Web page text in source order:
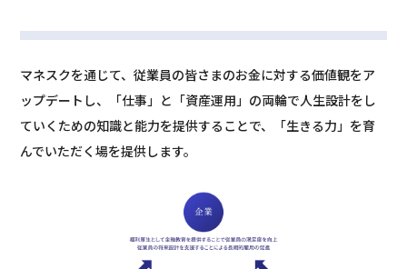
マネスクを通じて、従業員の皆さまのお金に対する価値観をア
ップデートし、「仕事」と「資産運用」の両輪で人生設計をし
ていくための知識と能力を提供することで、「生きる力」を育
んでいただく場を提供します。